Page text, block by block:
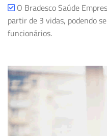
O Bradesco Saúde
partir de 3 vidas, podendo
funcionários.